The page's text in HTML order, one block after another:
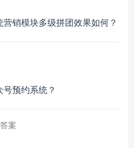
销模块多级拼团效果如何？
预约系统？
案